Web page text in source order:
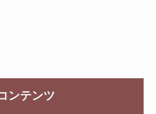
ンテンツ